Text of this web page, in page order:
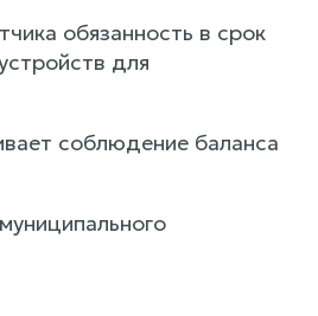
обязанность в срок
для
соблюдение баланса